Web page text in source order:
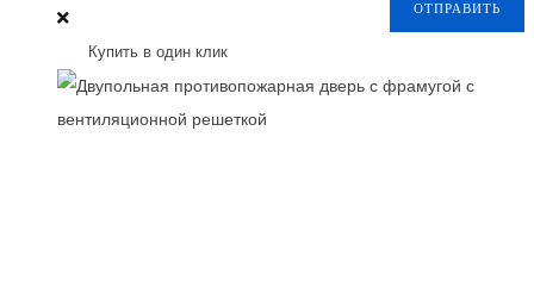
ОТПРАВИТЬ
Купить в один клик